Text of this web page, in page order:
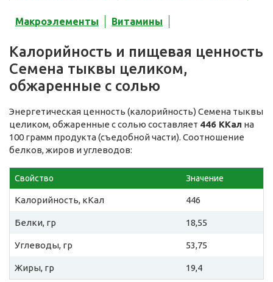
Макроэлементы Витамины
Калорийность и пищевая ценность
Семена тыквы целиком,
обжаренные с солью
Энергетическая ценность (калорийность) Семена тыквы
целиком, обжаренные с солью составляет 446 ККал на
100 грамм продукта (съедобной части). Соотношение
белков, жиров и углеводов:
Свойство Значение
Калорийность, кКал 446
Белки, гр 18,55
Углеводы, гр 53,75
Жиры, гр 19,4